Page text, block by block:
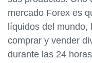
mercado Forex es
líquidos del
comprar y vender
durante las 24